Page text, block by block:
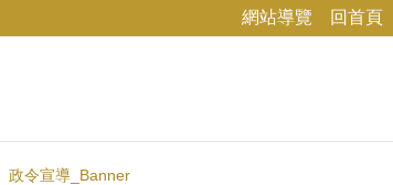
網站導覽 回首頁
政令宣導_Banner